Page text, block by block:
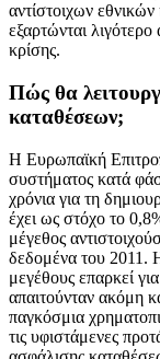
αντίστοιχων
εξαρτώνται
κρίσης.
Πώς θα
καταθέσεων;
Η Ευρωπαϊκή
συστήματος κατά
χρόνια για τη
έχει ως στόχο το
μέγεθος
δεδομένα του 2011.
μεγέθους επαρκεί
απαιτούνταν ακόμη
παγκόσμια
τις υφιστάμενες